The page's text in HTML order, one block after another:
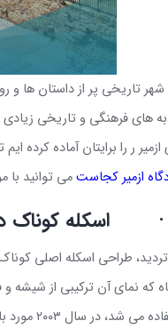
شهر تاریخی پر از داستان ها
های فرهنگی و تاریخی زیادی
ر را برایتان آماده کرده
ازمیر کجاستمی توانید
· اسکله کوناک
طراحی اسکله اصلی
شد، در سال ۲۰۰۳ مورد بازسازی و احیای کامل قرار گرفت